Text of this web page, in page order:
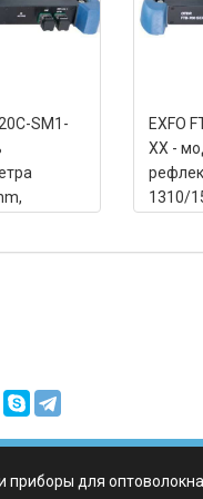
SM1-
EXFO
XX -
1310/
приборы для оптоволокна